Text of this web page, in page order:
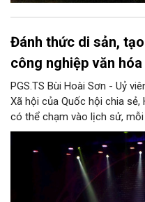
Đánh thức di sản,
công nghiệp văn
PGS.TS Bùi Hoài Sơn - Uỷ
Xã hội của Quốc hội chia
có thể chạm vào lịch sử,
hồ, nếp nhà, câu hát, món
thể kể một câu chuyện về
Nhưng trong kỷ nguyên mới,
bao nhiêu di sản, bao nhiêu
ức, mà là làm thế nào để